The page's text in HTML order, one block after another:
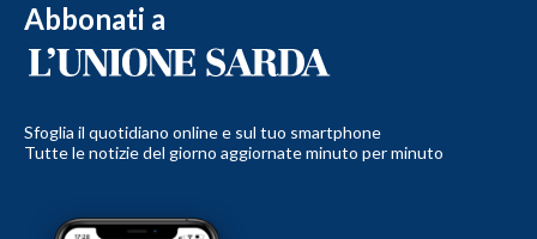
Abbonati a
Sfoglia il quotidiano online e sul tuo smartphone
Tutte le notizie del giorno aggiornate minuto per minuto